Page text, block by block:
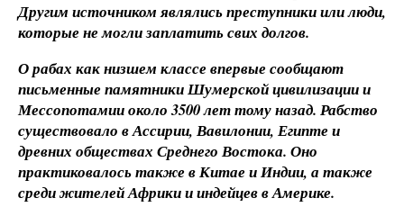
Другим источником являлись преступники или люди,
которые не могли заплатить свих долгов.
О рабах как низшем классе впервые сообщают
письменные памятники Шумерской цивилизации и
Мессопотамии около 3500 лет тому назад. Рабство
существовало в Ассирии, Вавилонии, Египте и
древних обществах Среднего Востока. Оно
практиковалось также в Китае и Индии, а также
среди жителей Африки и индейцев в Америке.